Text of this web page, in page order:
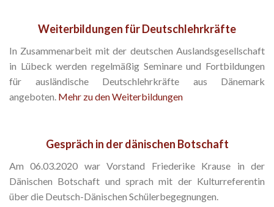
Weiterbildungen für Deutschlehrkräfte
In Zusammenarbeit mit der deutschen Auslandsgesellschaft
in Lübeck werden regelmäßig Seminare und Fortbildungen
für ausländische Deutschlehrkräfte aus Dänemark
angeboten. Mehr zu den Weiterbildungen
Gespräch in der dänischen Botschaft
Am 06.03.2020 war Vorstand Friederike Krause in der
Dänischen Botschaft und sprach mit der Kulturreferentin
über die Deutsch-Dänischen Schülerbegegnungen.